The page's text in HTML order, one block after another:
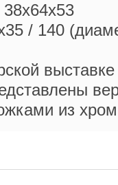
/ 140
из